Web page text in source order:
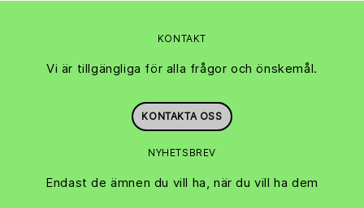
KONTAKT
Vi är tillgängliga för alla frågor och önskemål.
KONTAKTA OSS
NYHETSBREV
Endast de ämnen du vill ha, när du vill ha dem